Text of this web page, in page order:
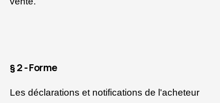
§ 2 - Forme
Les déclarations et notifications de l'acheteur